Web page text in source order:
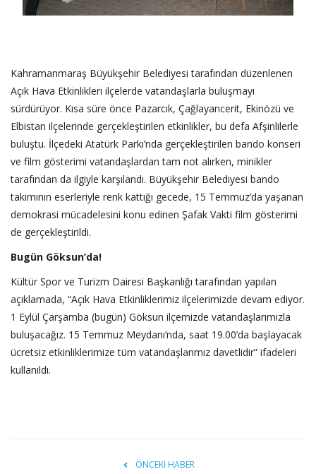
Kahramanmaraş Büyükşehir Belediyesi tarafından düzenlenen
Açık Hava Etkinlikleri ilçelerde vatandaşlarla buluşmayı
sürdürüyor. Kısa süre önce Pazarcık, Çağlayancerit, Ekinözü ve
Elbistan ilçelerinde gerçekleştirilen etkinlikler, bu defa Afşinlilerle
buluştu. İlçedeki Atatürk Parkı’nda gerçekleştirilen bando konseri
ve film gösterimi vatandaşlardan tam not alırken, minikler
tarafından da ilgiyle karşılandı. Büyükşehir Belediyesi bando
takımının eserleriyle renk kattığı gecede, 15 Temmuz’da yaşanan
demokrasi mücadelesini konu edinen Şafak Vakti film gösterimi
de gerçekleştirildi.
Bugün Göksun’da!
Kültür Spor ve Turizm Dairesi Başkanlığı tarafından yapılan
açıklamada, “Açık Hava Etkinliklerimiz ilçelerimizde devam ediyor.
1 Eylül Çarşamba (bugün) Göksun ilçemizde vatandaşlarımızla
buluşacağız. 15 Temmuz Meydanı’nda, saat 19.00’da başlayacak
ücretsiz etkinliklerimize tüm vatandaşlarımız davetlidir” ifadeleri
kullanıldı.
ÖNCEKI HABER